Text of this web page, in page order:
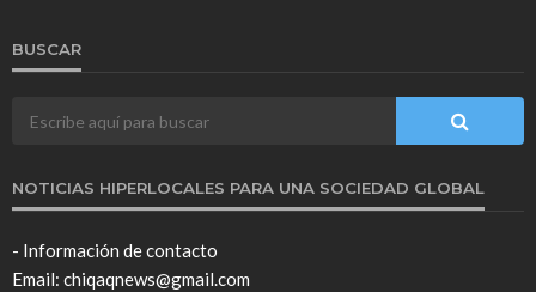
BUSCAR
NOTICIAS HIPERLOCALES PARA UNA SOCIEDAD GLOBAL
- Información de contacto
Email: chiqaqnews@gmail.com